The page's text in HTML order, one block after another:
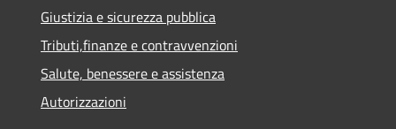
Giustizia e sicurezza pubblica
Tributi,finanze e contravvenzioni
Salute, benessere e assistenza
Autorizzazioni